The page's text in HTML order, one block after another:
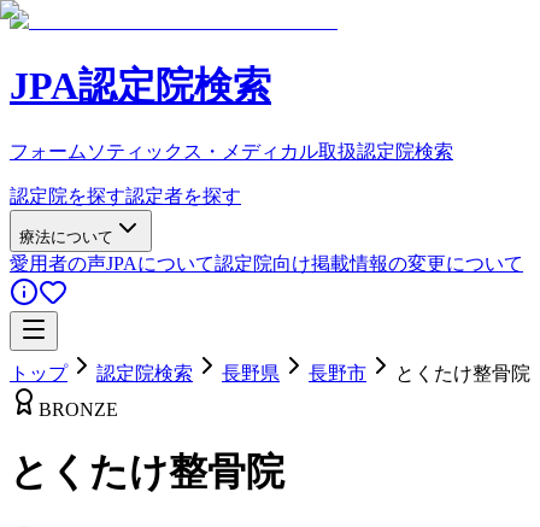
JPA認定院検索
フォームソティックス・メディカル取扱認定院検索
認定院を探す認定者を探す
療法について
愛用者の声JPAについて認定院向け掲載情報の変更について
トップ 認定院検索 長野県 長野市
とくたけ整骨院
BRONZE
とくたけ整骨院